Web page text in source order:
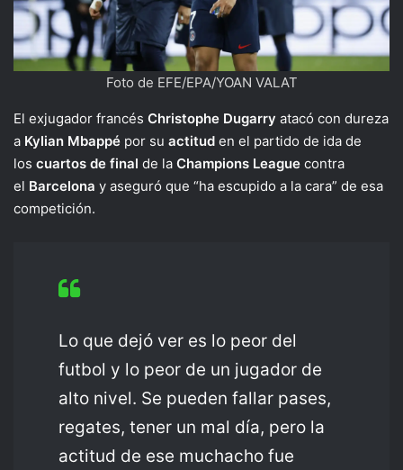
Foto de EFE/EPA/YOAN VALAT
El exjugador francés Christophe Dugarry atacó con dureza
a Kylian Mbappé por su actitud en el partido de ida de
los cuartos de final de la Champions League contra
el Barcelona y aseguró que “ha escupido a la cara” de esa
competición.
Lo que dejó ver es lo peor del
futbol y lo peor de un jugador de
alto nivel. Se pueden fallar pases,
regates, tener un mal día, pero la
actitud de ese muchacho fue